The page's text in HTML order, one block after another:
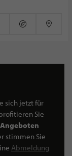
sich jetzt für
Sie
Angeboten
stimmen Sie
Abmeldung